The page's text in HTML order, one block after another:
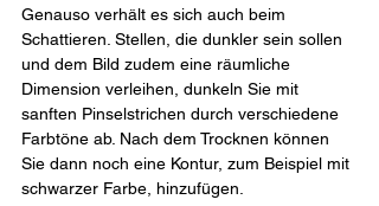
Genauso verhält es sich auch beim
Schattieren. Stellen, die dunkler sein sollen
und dem Bild zudem eine räumliche
Dimension verleihen, dunkeln Sie mit
sanften Pinselstrichen durch verschiedene
Farbtöne ab. Nach dem Trocknen können
Sie dann noch eine Kontur, zum Beispiel mit
schwarzer Farbe, hinzufügen.